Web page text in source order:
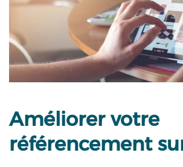
Améliorer votre
référencement